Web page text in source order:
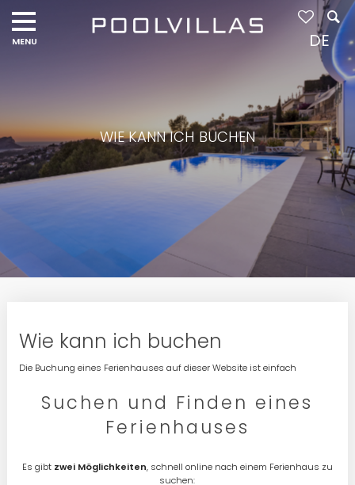
WIE KANN ICH BUCHEN
Wie kann ich buchen
Die Buchung eines Ferienhauses auf dieser Website ist einfach
Suchen und Finden eines
Ferienhauses
Es gibt zwei Möglichkeiten, schnell online nach einem Ferienhaus zu
suchen:
DE